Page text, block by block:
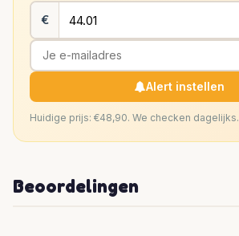
€
Alert instellen
Huidige prijs: €48,90. We checken dagelijks.
Beoordelingen